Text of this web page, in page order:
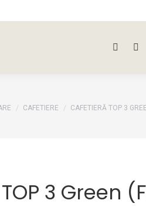
Search:
CAFETIERE CAFETIERĂ TOP 3
3 Green
Search: